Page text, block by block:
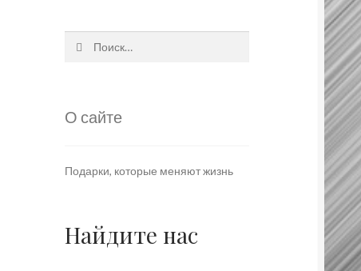
О сайте
Подарки, которые меняют жизнь
Найдите нас